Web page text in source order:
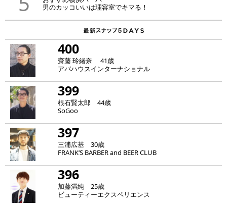
男のカッコいいは理容室でキマる！
400
齋藤 玲緒奈 41歳
アバハウスインターナショナル
399
根石賢太郎 44歳
SoGoo
397
三浦広基 30歳
FRANK‘S BARBER and BEER CLUB
396
加藤満純 25歳
ビューティーエクスペリエンス